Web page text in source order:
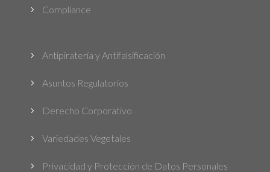
5 Compliance
5 Antipiratería y Antifalsificación
5 Asuntos Regulatorios
5 Derecho Corporativo
5 Variedades Vegetales
5 Privacidad y Protección de Datos Personales